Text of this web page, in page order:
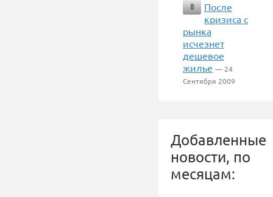
8
После
кризиса с
рынка
исчезнет
дешевое
жилье — 24
Сентября 2009
Добавленные
новости, по
месяцам: